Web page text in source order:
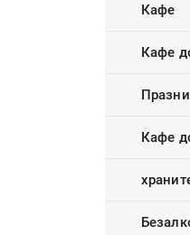
Кафе
Кафе
Кафе